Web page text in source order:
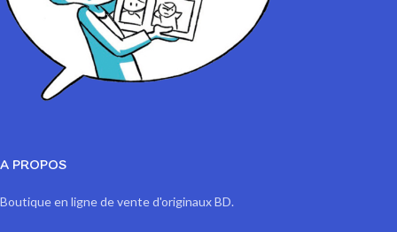
A PROPOS
Boutique en ligne de vente d'originaux BD.